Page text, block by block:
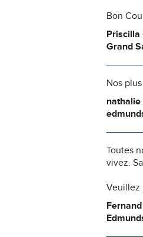
Bon
Priscilla
Grand
Nos
Toutes
vivez.
Veuillez